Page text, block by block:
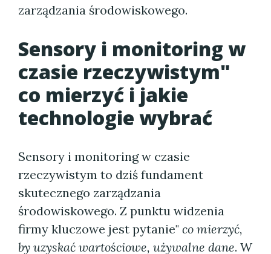
zarządzania środowiskowego.
Sensory i monitoring w
czasie rzeczywistym"
co mierzyć i jakie
technologie wybrać
Sensory i monitoring w czasie
rzeczywistym to dziś fundament
skutecznego zarządzania
środowiskowego. Z punktu widzenia
firmy kluczowe jest pytanie" co mierzyć,
by uzyskać wartościowe, używalne dane. W